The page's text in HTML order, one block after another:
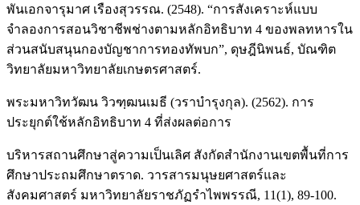
พันเอกจารุมาศ เรืองสุวรรณ. (2548). “การสังเคราะห์แบบ
จำลองการสอนวิชาชีพช่างตามหลักอิทธิบาท 4 ของพลทหารใน
ส่วนสนับสนุนกองบัญชาการทองทัพบก”, ดุษฎีนิพนธ์, บัณฑิต
วิทยาลัยมหาวิทยาลัยเกษตรศาสตร์.
พระมหาวิทวัฒน วิวฑฺฒนเมธี (วราบำรุงกุล). (2562). การ
ประยุกต์ใช้หลักอิทธิบาท 4 ที่ส่งผลต่อการ
บริหารสถานศึกษาสู่ความเป็นเลิศ สังกัดสำนักงานเขตพื้นที่การ
ศึกษาประถมศึกษาตราด. วารสารมนุษยศาสตร์และ
สังคมศาสตร์ มหาวิทยาลัยราชภัฏรำไพพรรณี, 11(1), 89-100.